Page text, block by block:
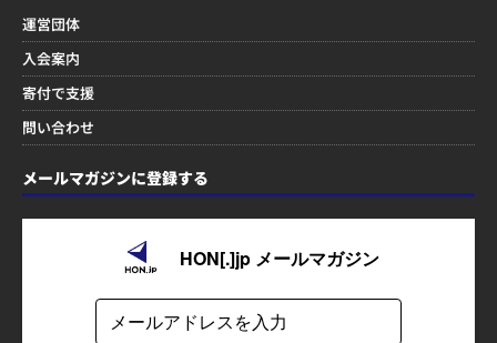
運営団体
入会案内
寄付で支援
問い合わせ
メールマガジンに登録する